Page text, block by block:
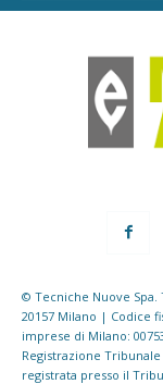
© Tecniche Nuove Spa.
20157 Milano | Codice
imprese di Milano:
Registrazione
registrata presso il